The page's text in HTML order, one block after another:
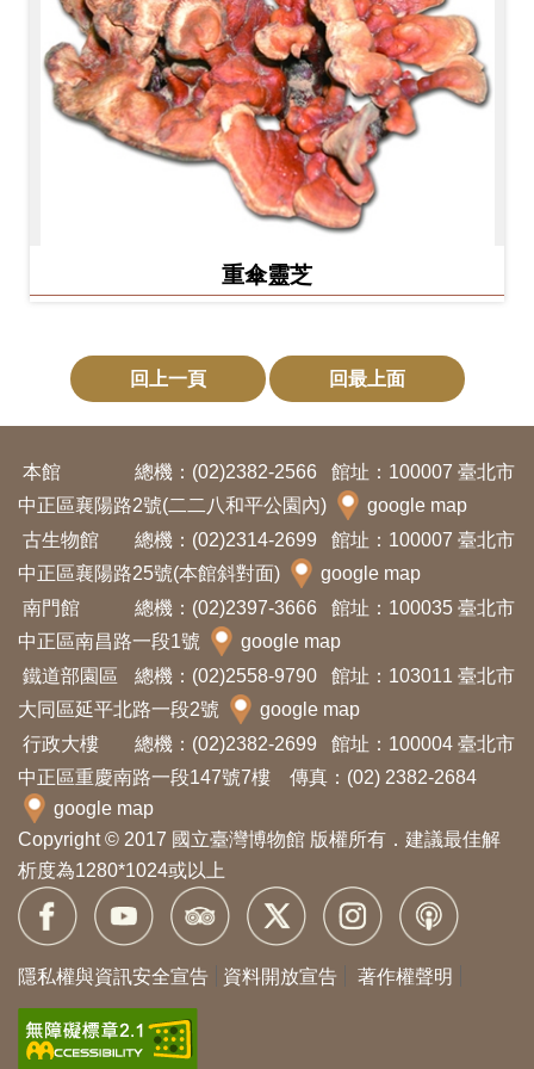
重傘靈芝
回上一頁 回最上面
本館 總機：(02)2382-2566
館址：100007 臺北市
中正區襄陽路2號(二二八和平公園內)
google map
古生物館
總機：(02)2314-2699
館址：100007 臺北市
中正區襄陽路25號(本館斜對面)
google map
南門館
總機：(02)2397-3666
館址：100035 臺北市
中正區南昌路一段1號
google map
鐵道部園區
總機：(02)2558-9790
館址：103011 臺北市
大同區延平北路一段2號
google map
行政大樓
總機：(02)2382-2699
館址：100004 臺北市
中正區重慶南路一段147號7樓 傳真：(02) 2382-2684
google map
Copyright © 2017 國立臺灣博物館 版權所有．建議最佳解
析度為1280*1024或以上
隱私權與資訊安全宣告 資料開放宣告 著作權聲明